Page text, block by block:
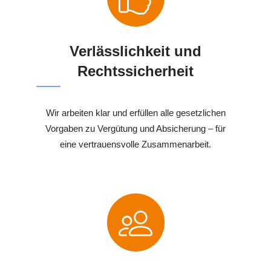
Verlässlichkeit und
Rechtssicherheit
Wir arbeiten klar und erfüllen alle gesetzlichen
Vorgaben zu Vergütung und Absicherung – für
eine vertrauensvolle Zusammenarbeit.